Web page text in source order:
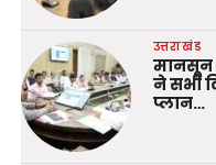
उत्तराखंड
मानसून
ने सभी
प्लान…